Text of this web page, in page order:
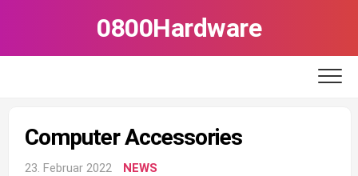
0800Hardware
Computer Accessories
23. Februar 2022 NEWS